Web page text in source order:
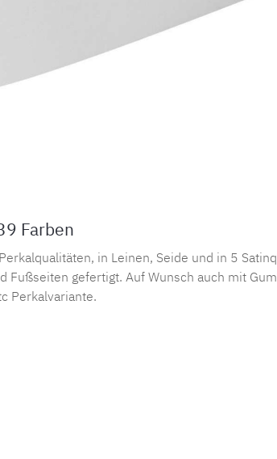
Farben
in Leinen, Seide und in 5
Fußseiten gefertigt. Auf Wunsch auch mit
Perkalvariante.